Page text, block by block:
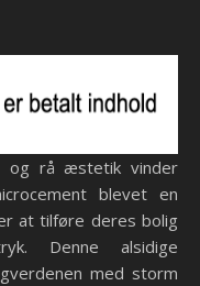
blevet en
at tilføre deres bolig
Denne alsidige
med storm